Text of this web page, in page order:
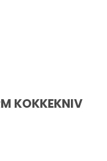
KOKKEKNIV